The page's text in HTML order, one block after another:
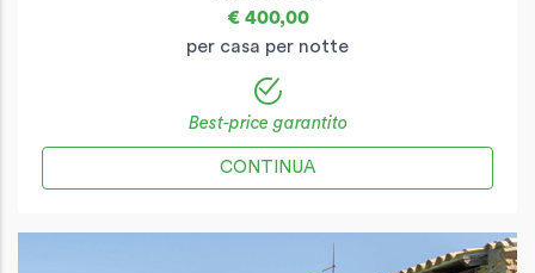
€ 400,00
per casa per notte
Best-price garantito
CONTINUA